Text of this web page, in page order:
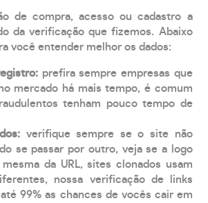
de compra, acesso ou cadastro a
da verificação que fizemos. Abaixo
você entender melhor os dados:
prefira sempre empresas que
mercado há mais tempo, é comum
tenham pouco tempo de
verifique sempre se o site não
se passar por outro, veja se a logo
da URL, sites clonados usam
nossa verificação de links
99% as chances de vocês cair em